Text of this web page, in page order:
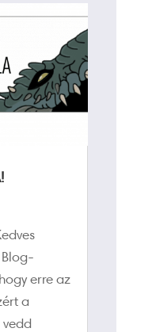
erre az
a